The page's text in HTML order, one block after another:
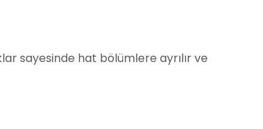
sayesinde hat bölümlere ayrılır ve